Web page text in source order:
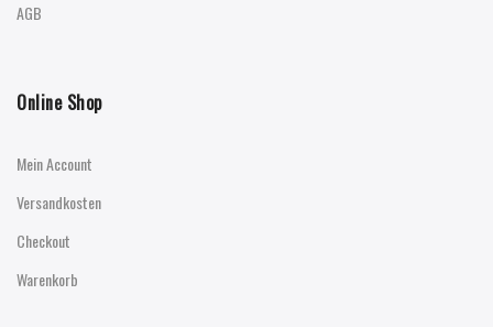
AGB
Online Shop
Mein Account
Versandkosten
Checkout
Warenkorb